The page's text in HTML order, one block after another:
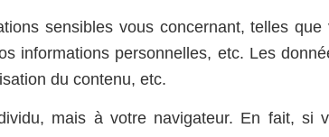
sensibles vous concernant, telles
informations personnelles, etc. Les
du contenu, etc.
mais à votre navigateur. En fait, si